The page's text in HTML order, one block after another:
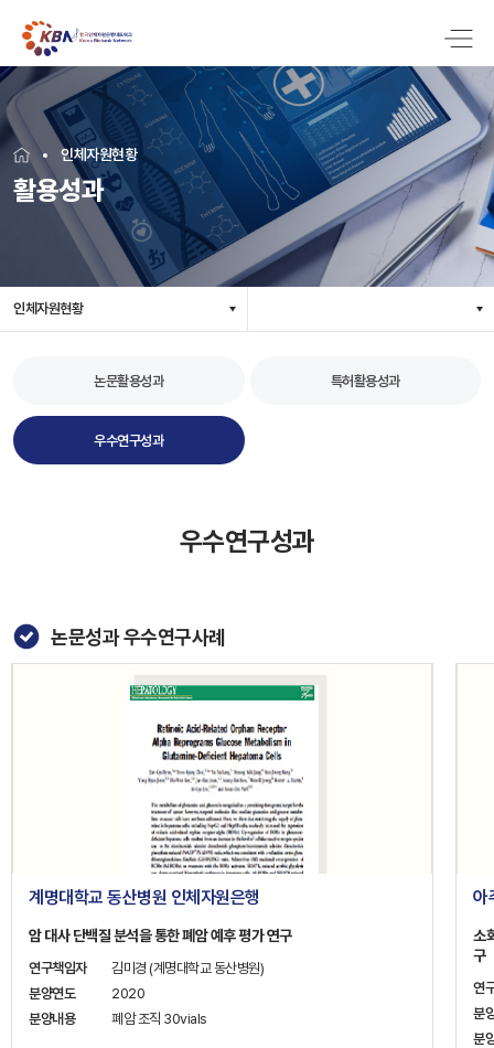
인체자원현황
활용성과
인체자원현황
논문활용성과 특허활용성과
우수연구성과
우수연구성과
논문성과 우수연구사례
계명대학교 동산병원 인체자원은행
암 대사 단백질 분석을 통한 폐암 예후 평가 연구
연구책임자
김미경 (계명대학교 동산병원)
분양연도
2020
분양내용
폐암 조직 30vials
아
소
구
연
분
분